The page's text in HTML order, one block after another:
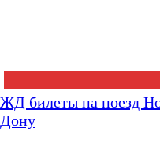
ЖД билеты на поезд
Дону